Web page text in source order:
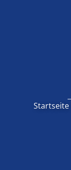
Startseite